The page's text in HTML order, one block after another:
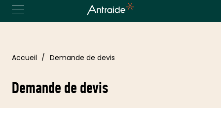
Accueil Demande de devis
Demande de devis